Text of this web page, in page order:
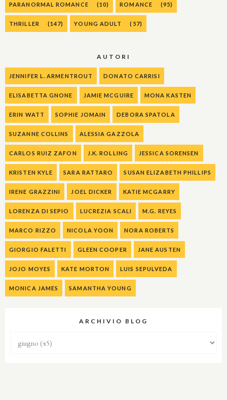
PARANORMAL ROMANCE (10) ROMANCE (95)
THRILLER (147) YOUNG ADULT (57)
AUTORI
JENNIFER L. ARMENTROUT DONATO CARRISI
ELISABETTA GNONE JAMIE MCGUIRE MONA KASTEN
ERIN WATT SOPHIE JOMAIN DEBORA SPATOLA
SUZANNE COLLINS ALESSIA GAZZOLA
CARLOS RUIZ ZAFON J.K. ROLLING JESSICA SORENSEN
KRISTEN KYLE SARA RATTARO SUSAN ELIZABETH PHILLIPS
IRENE GRAZZINI JOEL DICKER KATIE MCGARRY
LORENZA DI SEPIO LUCREZIA SCALI M.G. REYES
MARCO RIZZO NICOLA YOON NORA ROBERTS
GIORGIO FALETTI GLEEN COOPER JANE AUSTEN
JOJO MOYES KATE MORTON LUIS SEPULVEDA
MONICA JAMES SAMANTHA YOUNG
ARCHIVIO BLOG